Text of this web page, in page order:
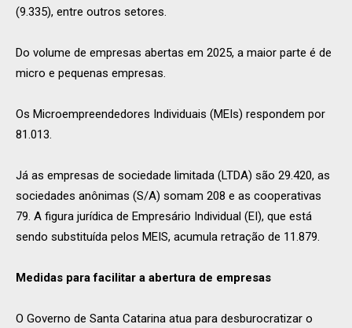
(9.335), entre outros setores.
Do volume de empresas abertas em 2025, a maior parte é de
micro e pequenas empresas.
Os Microempreendedores Individuais (MEIs) respondem por
81.013.
Já as empresas de sociedade limitada (LTDA) são 29.420, as
sociedades anônimas (S/A) somam 208 e as cooperativas
79. A figura jurídica de Empresário Individual (EI), que está
sendo substituída pelos MEIS, acumula retração de 11.879.
Medidas para facilitar a abertura de empresas
O Governo de Santa Catarina atua para desburocratizar o